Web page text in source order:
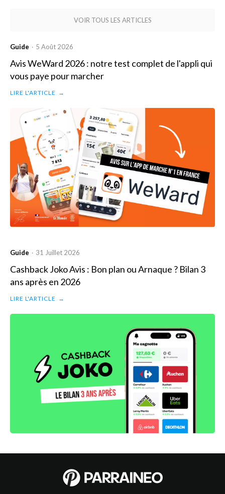
VOIR TOUS LES ARTICLES
Guide · 5 Août 2026
Avis WeWard 2026 : notre test complet de l'appli qui
vous paye pour marcher
LIRE L'ARTICLE →
Guide · 31 Juillet 2026
Cashback Joko Avis : Bon plan ou Arnaque ? Bilan 3
ans après en 2026
LIRE L'ARTICLE →